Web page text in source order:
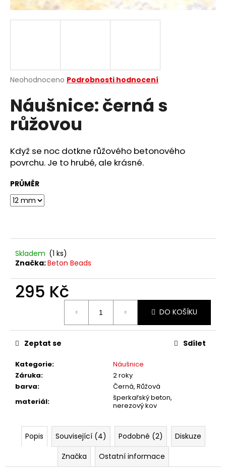
Průměrné
produktu
je
hvězdiček.
Neohodnoceno Podrobnosti hodnocení
Náušnice: černá s
růžovou
Když se noc dotkne růžového betonového
povrchu. Je to hrubé, ale krásné.
PRŮMĚR
Skladem (1 ks)
Značka:Beton Beads
295 Kč
DO KOŠÍKU
Kategorie:
Náušnice
Záruka:
2 roky
barva:
Černá, Růžová
materiál:
šperkařský beton,
nerezový kov
Zeptat se Sdílet
Popis Související (4) Podobné (2)
Diskuze
Značka
Ostatní informace
a
j
?
D
o
p
o
r
u
e
e